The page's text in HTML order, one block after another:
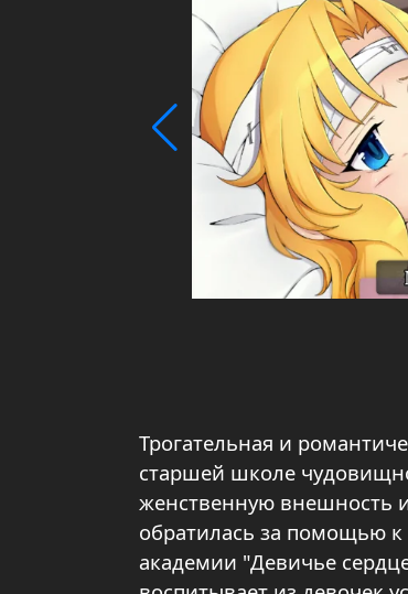
Трогательная и
старшей школе
женственную внешность
обратилась за помощью
академии "Девичье